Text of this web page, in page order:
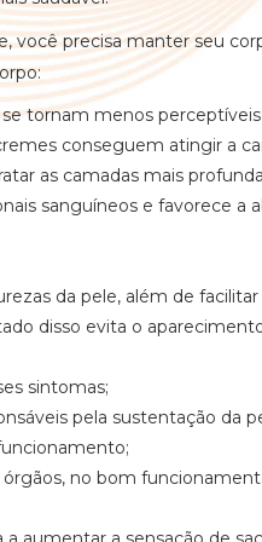
você precisa manter seu
tornam menos
conseguem atingir a
as camadas mais
sanguíneos e favorece a
da pele, além de facilitar
disso evita o
sintomas;
pela sustentação da
no bom